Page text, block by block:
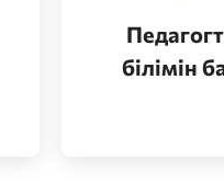
білімінӨту